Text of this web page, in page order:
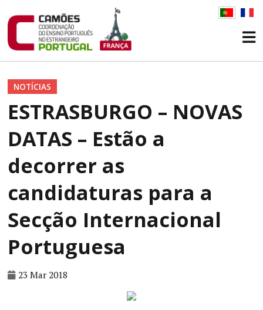
NOTÍCIAS
ESTRASBURGO – NOVAS
DATAS – Estão a
decorrer as
candidaturas para a
Secção Internacional
Portuguesa
23 Mar 2018